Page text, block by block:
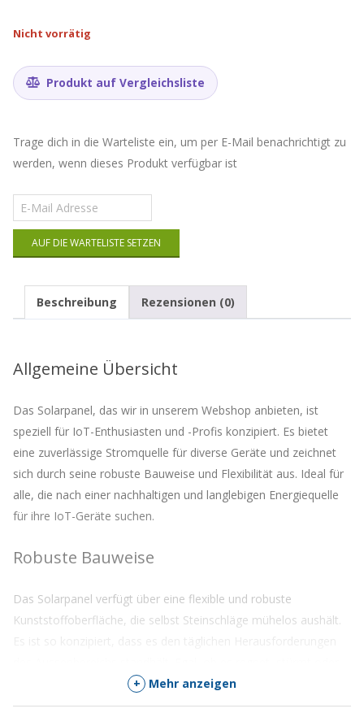
Nicht vorrätig
Produkt auf Vergleichsliste
Trage dich in die Warteliste ein, um per E-Mail benachrichtigt zu
werden, wenn dieses Produkt verfügbar ist
Gib
deine
E-
Mail-
Adresse
die
dieses
kommen
AUF DIE WARTELISTE SETZEN
Beschreibung Rezensionen (0)
Allgemeine Übersicht
Das Solarpanel, das wir in unserem Webshop anbieten, ist
speziell für IoT-Enthusiasten und -Profis konzipiert. Es bietet
eine zuverlässige Stromquelle für diverse Geräte und zeichnet
sich durch seine robuste Bauweise und Flexibilität aus. Ideal für
alle, die nach einer nachhaltigen und langlebigen Energiequelle
für ihre IoT-Geräte suchen.
Robuste Bauweise
Das Solarpanel verfügt über eine flexible und robuste
Kunststoffoberfläche, die selbst Steinschläge mühelos aushält.
die Sonne scheint, dieses Panel ist bereit für den Einsatz.
+ Mehr anzeigen